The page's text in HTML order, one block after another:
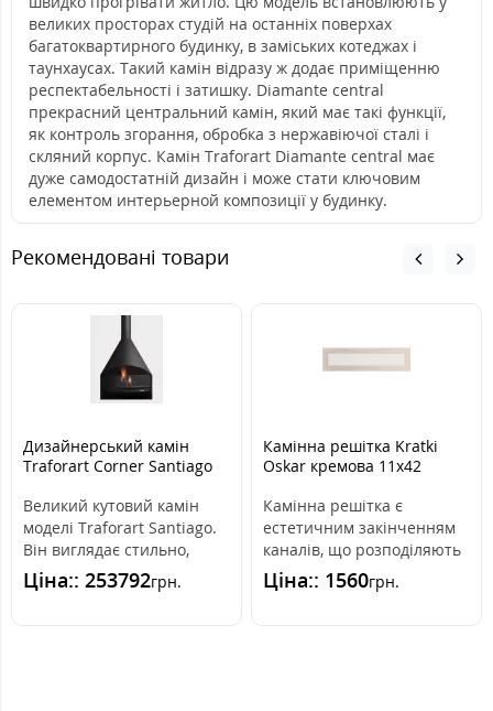
великих просторах студій на останніх поверхах
багатоквартирного будинку, в заміських котеджах і
таунхаусах. Такий камін відразу ж додає приміщенню
респектабельності і затишку. Diamante central
прекрасний центральний камін, який має такі функції,
як контроль згорання, обробка з нержавіючої сталі і
скляний корпус. Камін Traforart Diamante central має
дуже самодостатній дизайн і може стати ключовим
елементом интерьерной композиції у будинку.
Рекомендовані товари
Дизайнерський камін
Traforart Corner Santiago
Великий кутовий камін
моделі Traforart Santiago.
Він виглядає стильно,
вписується в різні
дизайнерсь..
Ціна:: 253792грн.
Камінна решітка Kratki
Oskar кремова 11x42
Камінна решітка є
естетичним закінченням
каналів, що розподіляють
гаряче повітря з каміна.
Вона вмо..
Ціна:: 1560грн.